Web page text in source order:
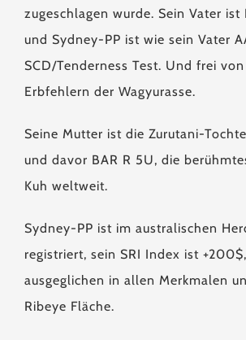
zugeschlagen wurde. Sein Vater ist
und Sydney-PP ist wie sein Vater
SCD/Tenderness Test. Und frei
Erbfehlern der Wagyurasse.
Seine Mutter ist die Zurutani-
und davor BAR R 5U, die
Kuh weltweit.
Sydney-PP ist im australischen
registriert, sein SRI Index ist
ausgeglichen in allen Merkmalen
Ribeye Fläche.